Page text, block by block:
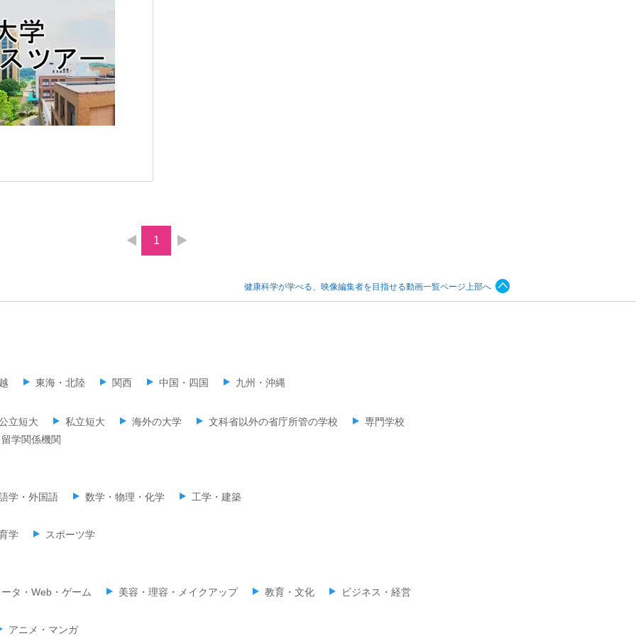
1
健康科学が学べる、映像編集者を目指せる動画一覧ページ上部へ
東海・北陸 関西 中国・四国 九州・沖縄
立短大 私立短大 海外の大学 文科省以外の省庁所管の学校
専門学校
留学関係機関
学・外国語 数学・物理・化学 工学・建築
学 スポーツ学
タ・Web・ゲーム 美容・理容・メイクアップ 教育・文化 ビジネス・経営
アニメ・マンガ